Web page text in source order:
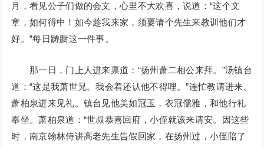
月，看见公子们做的会文，心里不大欢喜，说道：“这个文
章，如何得中！如今趁我来家，须要请个先生来教训他们才
好。”每日踌蹰这一件事。
那一日，门上人进来禀道：“扬州萧二相公来拜。”汤镇台
道：“这是我萧世兄。我会着还认他不得哩。”连忙教请进来。
萧柏泉进来见礼。镇台见他美如冠玉，衣冠儒雅，和他行礼
奉坐。萧柏泉道：“世叔恭喜回府，小侄就该来请安。因这些
时，南京翰林侍讲高老先生告假回家，在扬州过，小侄陪了